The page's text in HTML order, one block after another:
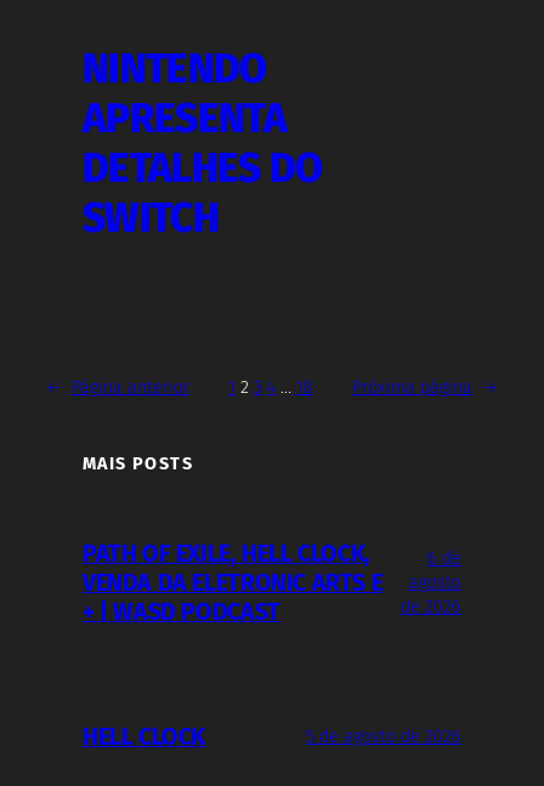
NINTENDO
APRESENTA
DETALHES DO
SWITCH
← Página anterior 1 2 3 4 … 18 Próxima página →
MAIS POSTS
PATH OF EXILE, HELL CLOCK,
VENDA DA ELETRONIC ARTS E
+ | WASD PODCAST
6 de
agosto
de 2026
HELL CLOCK 5 de agosto de 2026